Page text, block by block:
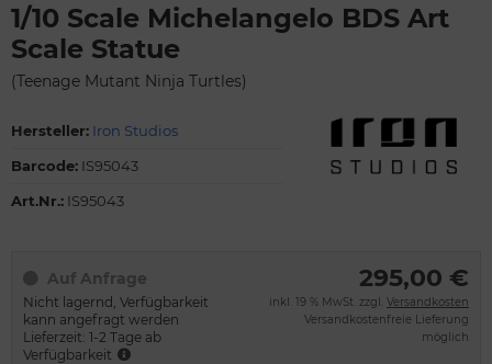
1/10 Scale Michelangelo BDS Art
Scale Statue
(Teenage Mutant Ninja Turtles)
Hersteller: Iron Studios
Barcode: IS95043
Art.Nr.: IS95043
Auf Anfrage
Nicht lagernd, Verfügbarkeit
kann angefragt werden
Lieferzeit: 1-2 Tage ab
Verfügbarkeit
295,00 €
inkl. 19 % MwSt. zzgl. Versandkosten
Versandkostenfreie Lieferung
möglich